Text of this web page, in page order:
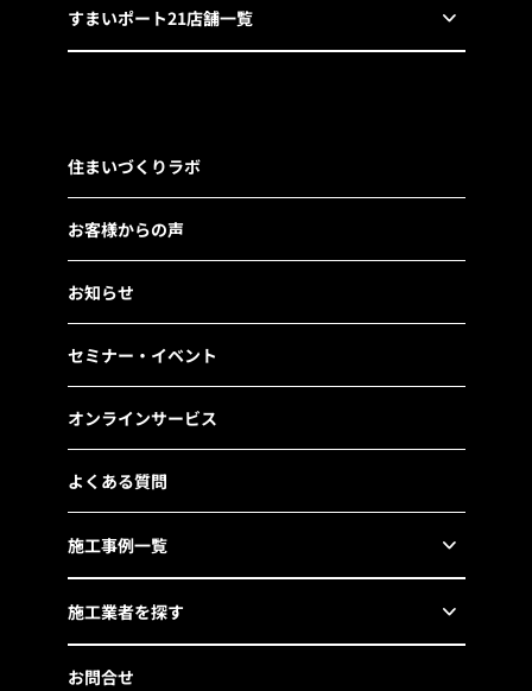
すまいポート21店舗一覧
住まいづくりラボ
お客様からの声
お知らせ
セミナー・イベント
オンラインサービス
よくある質問
施工事例一覧
施工業者を探す
お問合せ